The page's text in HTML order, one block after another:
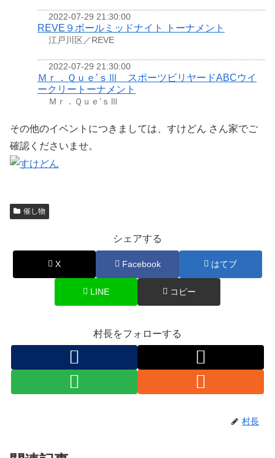
2022-07-29 21:30:00
REVE９ボールミッドナイト トーナメント
江戸川区／REVE
2022-07-29 21:30:00
Ｍｒ．Ｑｕｅ’ｓⅢ スポーツビリヤードABCウイ
ークリートーナメント
Ｍｒ．Ｑｕｅ’ｓⅢ
その他のイベントにつきましては、すけどん さん家でご
確認くださいませ。
催し物
シェアする
X Facebook はてブ
LINE コピー
村長をフォローする
村長